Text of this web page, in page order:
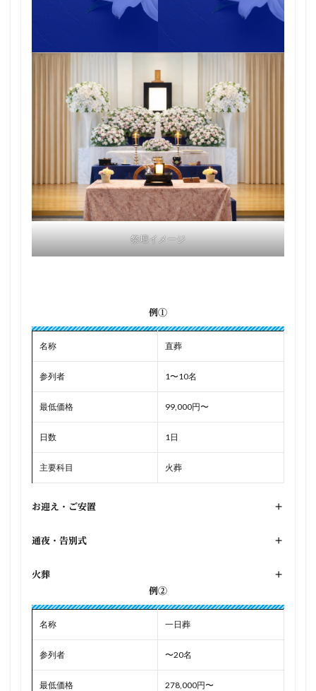
祭壇イメージ
例①
名称 直葬
参列者 1〜10名
最低価格 99,000円〜
日数 1日
主要科目 火葬
お迎え・ご安置 +
通夜・告別式 +
火葬
+
例②
名称 一日葬
参列者 〜20名
最低価格 278,000円〜